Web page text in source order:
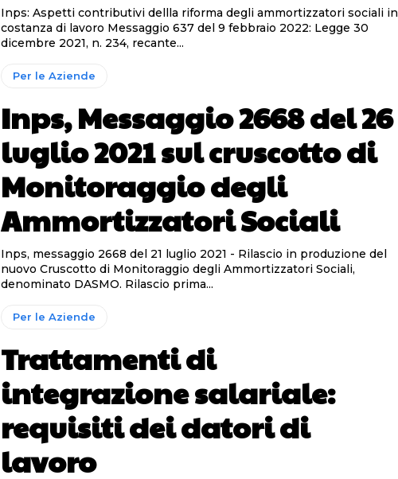
Inps: Aspetti contributivi dellla riforma degli ammortizzatori sociali in
costanza di lavoro Messaggio 637 del 9 febbraio 2022: Legge 30
dicembre 2021, n. 234, recante...
Per le Aziende
Inps, Messaggio 2668 del 26
luglio 2021 sul cruscotto di
Monitoraggio degli
Ammortizzatori Sociali
Inps, messaggio 2668 del 21 luglio 2021 - Rilascio in produzione del
nuovo Cruscotto di Monitoraggio degli Ammortizzatori Sociali,
denominato DASMO. Rilascio prima...
Per le Aziende
Trattamenti di
integrazione salariale:
requisiti dei datori di
lavoro